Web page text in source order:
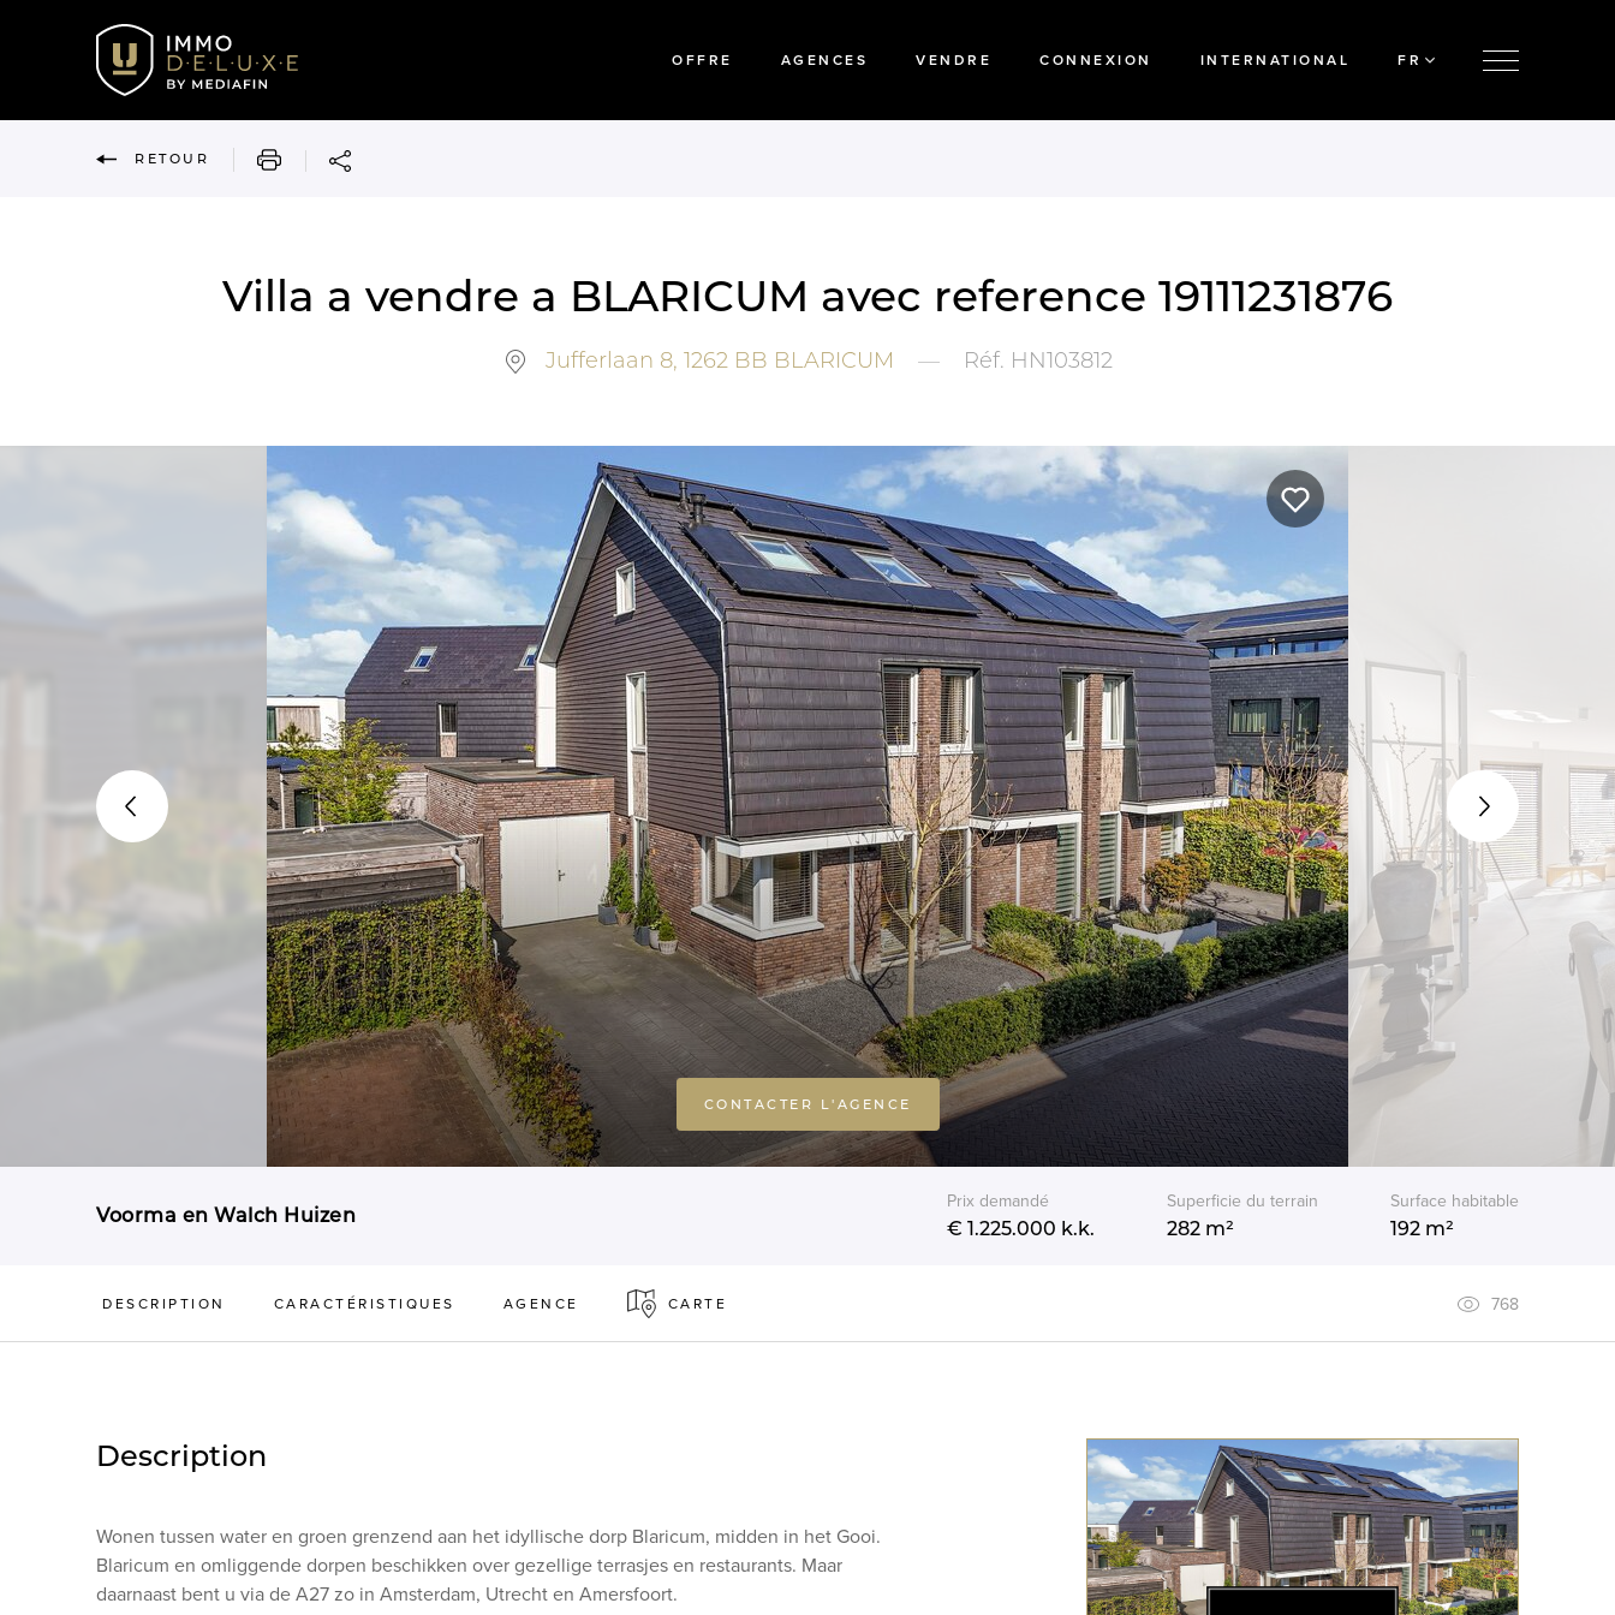
OFFRE AGENCES VENDRE CONNEXION INTERNATIONAL FR
RETOUR IMPRIMER
Villa a vendre a BLARICUM avec reference 19111231876
Jufferlaan 8, 1262 BB BLARICUM — Réf. HN103812
CONTACTER L'AGENCE
Voorma en Walch Huizen
Prix demandé
€ 1.225.000 k.k.
Superficie du terrain
282 m²
Surface habitable
192 m²
DESCRIPTION CARACTÉRISTIQUES AGENCE CARTE 768
Description
Wonen tussen water en groen grenzend aan het idyllische dorp Blaricum, midden in het Gooi.
Blaricum en omliggende dorpen beschikken over gezellige terrasjes en restaurants. Maar
daarnaast bent u via de A27 zo in Amsterdam, Utrecht en Amersfoort.